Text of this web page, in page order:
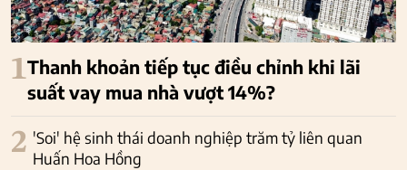
1Thanh khoản tiếp tục điều chỉnh khi lãi
suất vay mua nhà vượt 14%?
2 'Soi' hệ sinh thái doanh nghiệp trăm tỷ liên quan
Huấn Hoa Hồng